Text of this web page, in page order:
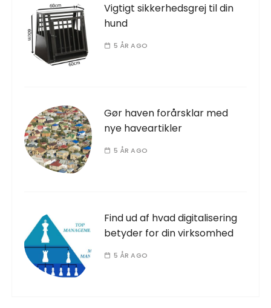
Vigtigt sikkerhedsgrej til din
hund
5 ÅR AGO
Gør haven forårsklar med
nye haveartikler
5 ÅR AGO
Find ud af hvad digitalisering
betyder for din virksomhed
5 ÅR AGO